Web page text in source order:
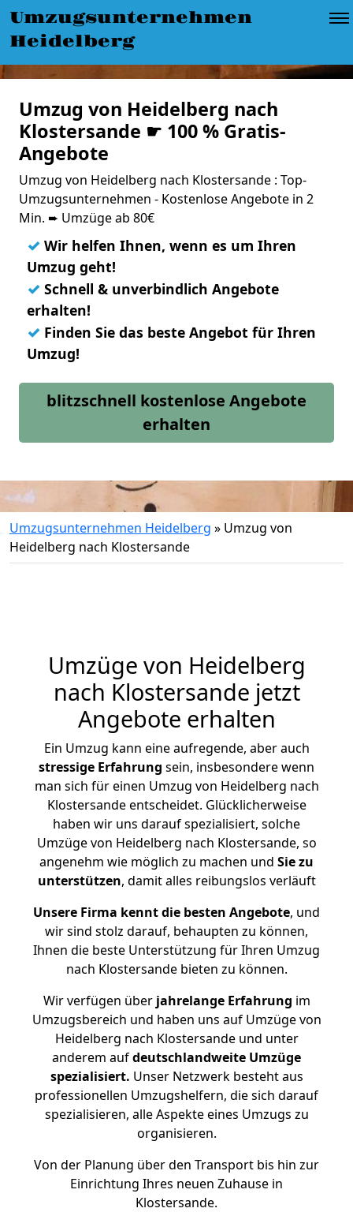
Umzugsunternehmen
Heidelberg
Umzug von Heidelberg nach
Klostersande ☛ 100 % Gratis-
Angebote
Umzug von Heidelberg nach Klostersande : Top-
Umzugsunternehmen - Kostenlose Angebote in 2
Min. ➨ Umzüge ab 80€
✓ Wir helfen Ihnen, wenn es um Ihren
Umzug geht!
✓ Schnell & unverbindlich Angebote
erhalten!
✓ Finden Sie das beste Angebot für Ihren
Umzug!
blitzschnell kostenlose Angebote
erhalten
Umzugsunternehmen Heidelberg » Umzug von
Heidelberg nach Klostersande
Umzüge von Heidelberg
nach Klostersande jetzt
Angebote erhalten
Ein Umzug kann eine aufregende, aber auch
stressige Erfahrung sein, insbesondere wenn
man sich für einen Umzug von Heidelberg nach
Klostersande entscheidet. Glücklicherweise
haben wir uns darauf spezialisiert, solche
Umzüge von Heidelberg nach Klostersande, so
angenehm wie möglich zu machen und Sie zu
unterstützen, damit alles reibungslos verläuft
Unsere Firma kennt die besten Angebote, und
wir sind stolz darauf, behaupten zu können,
Ihnen die beste Unterstützung für Ihren Umzug
nach Klostersande bieten zu können.
Wir verfügen überjahrelange Erfahrung im
Umzugsbereich und haben uns auf Umzüge von
Heidelberg nach Klostersande und unter
anderem aufdeutschlandweite Umzüge
spezialisiert. Unser Netzwerk besteht aus
professionellen Umzugshelfern, die sich darauf
spezialisieren, alle Aspekte eines Umzugs zu
organisieren.
Von der Planung über den Transport bis hin zur
Einrichtung Ihres neuen Zuhause in
Klostersande.